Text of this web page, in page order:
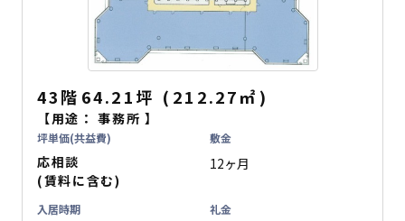
43階 64.21坪 ( 212.27㎡ )
【用途：事務所 】
坪単価(共益費)
応相談
(賃料に含む)
敷金
12ヶ月
入居時期 礼金